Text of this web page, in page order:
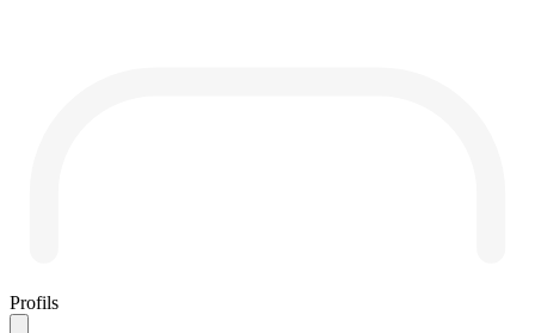
Profils